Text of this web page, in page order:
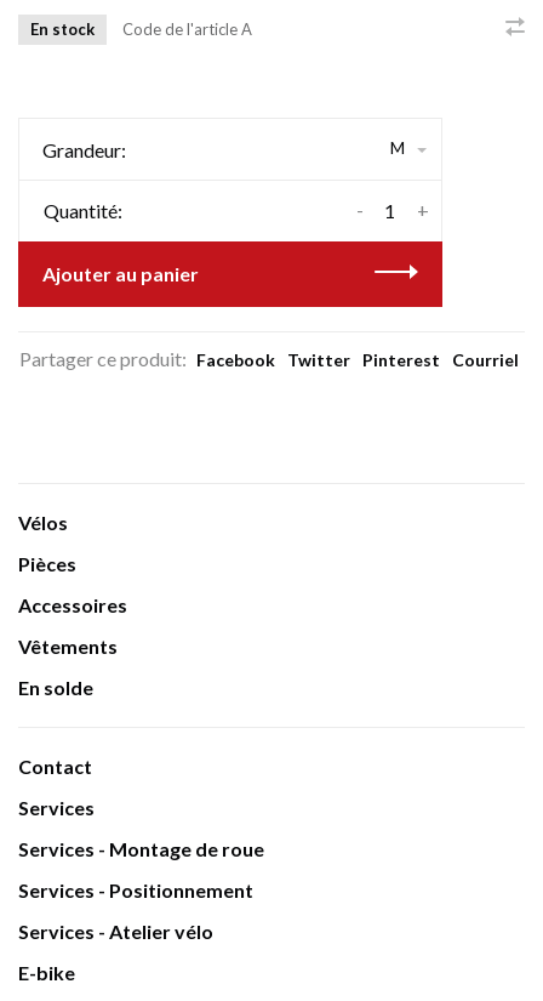
En stock Code de l'articleA
Grandeur: M
Quantité: +
-
Ajouter au panier
Partager ce produit: Facebook Twitter Pinterest Courriel
Vélos
Pièces
Accessoires
Vêtements
En solde
Contact
Services
Services - Montage de roue
Services - Positionnement
Services - Atelier vélo
E-bike